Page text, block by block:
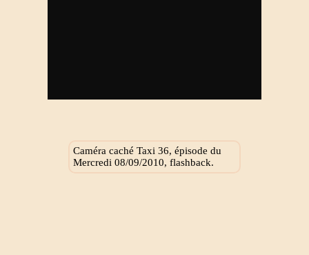
Caméra caché Taxi 36, épisode du
Mercredi 08/09/2010, flashback.